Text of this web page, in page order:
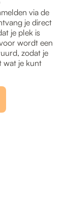
via de
je direct
je plek is
wordt een
zodat je
wat je kunt